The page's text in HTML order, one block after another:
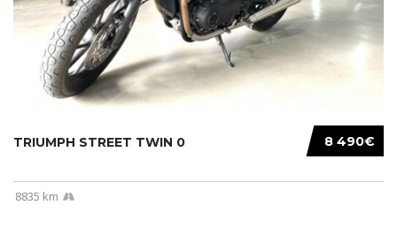
8 490€
TRIUMPH STREET TWIN 0
8835 km